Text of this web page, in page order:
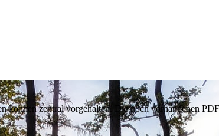
können zentral vorgehalten. Die noch vorhandenen